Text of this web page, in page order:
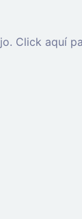
Click aquí